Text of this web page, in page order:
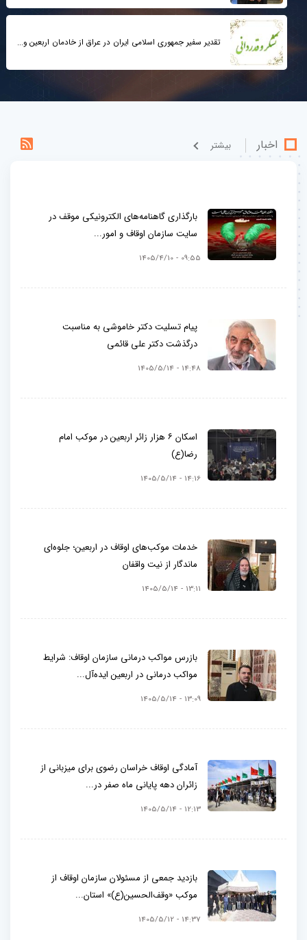
تقدیر سفیر جمهوری اسلامی ایران در عراق از خادمان اربعین و...
اخبار بيشتر
بارگذاری گاهنامه‌های الکترونیکی موقف در
سایت سازمان اوقاف و امور...
09:55 - 1405/4/10
پیام تسلیت دکتر خاموشی به مناسبت
درگذشت دکتر علی قائمی
14:48 - 1405/5/14
اسکان ۶ هزار زائر اربعین در موکب امام
رضا(ع)
14:16 - 1405/5/14
خدمات موکب‌های اوقاف در اربعین؛ جلوه‌ای
ماندگار از نیت واقفان
13:11 - 1405/5/14
بازرس مواکب درمانی سازمان اوقاف: شرایط
مواکب درمانی در اربعین ایده‌آل...
13:09 - 1405/5/14
آمادگی اوقاف خراسان رضوی برای میزبانی از
زائران دهه پایانی ماه صفر در...
12:13 - 1405/5/14
بازدید جمعی از مسئولان سازمان اوقاف از
موکب «وقف‌الحسین(ع)» استان...
14:37 - 1405/5/12